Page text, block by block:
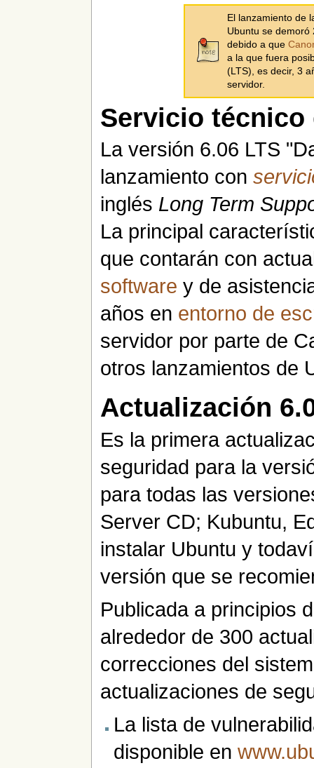
El lanzamiento de
Ubuntu se demoró
debido a que
a la que fuera
(LTS), es decir, 3
servidor.
Servicio técnico
La versión 6.06 LTS
lanzamiento con
inglés Long Term
La principal
que contarán con
software y de
años en entorno de
servidor por parte de
otros lanzamientos de
Actualización
Es la primera
seguridad para la
para todas las
Server CD; Kubuntu,
instalar Ubuntu y
versión que se
Publicada a principios
alrededor de 300
correcciones del
actualizaciones de
La lista de
disponible en